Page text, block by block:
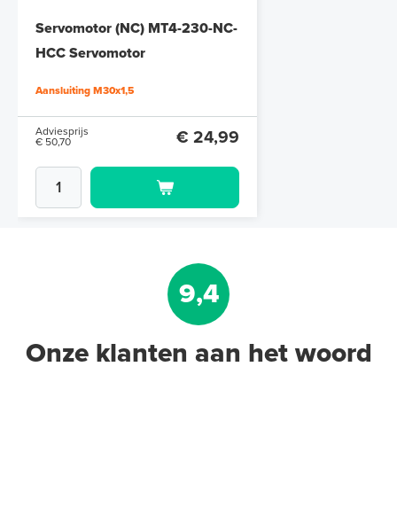
Servomotor (NC) MT4-230-NC-
HCC Servomotor
Aansluiting M30x1,5
Adviesprijs
€ 50,70
€ 24,99
9,4
Onze klanten aan het woord